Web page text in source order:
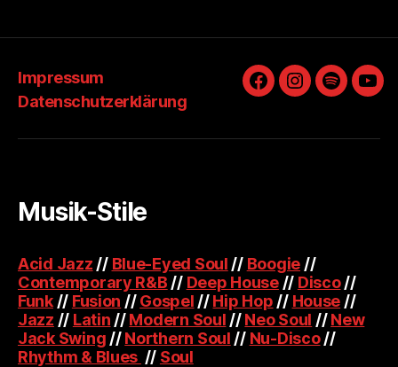
Impressum
Datenschutzerklärung
FacebookInstagram
Spotify
Musik-Stile
Acid Jazz // Blue-Eyed Soul // Boogie //
Contemporary R&B // Deep House// Disco//
Funk// Fusion //Gospel //Hip Hop // House //
Jazz // Latin //Modern Soul //Neo Soul //New
Jack Swing //Northern Soul // Nu-Disco//
Rhythm & Blues // Soul